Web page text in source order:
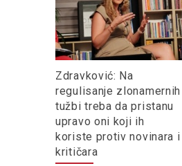
Zdravković: Na
regulisanje zlonamernih
tužbi treba da pristanu
upravo oni koji ih
koriste protiv novinara i
kritičara